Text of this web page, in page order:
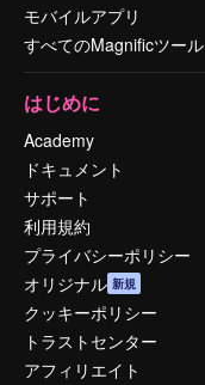
モバイルアプリ
すべてのMagnificツール
はじめに
Academy
ドキュメント
サポート
利用規約
プライバシーポリシー
オリジナル 新規
クッキーポリシー
トラストセンター
アフィリエイト